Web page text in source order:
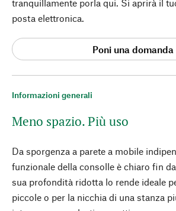
Informazioni generali
Meno spazio. Più uso
Da sporgenza a parete a mobile
funzionale della consolle è chiaro fin
sua profondità ridotta lo rende ideale
piccole o per la nicchia di una stanza
tranquillamente porla qui. Si aprirà il
posta elettronica.
Poni una domanda